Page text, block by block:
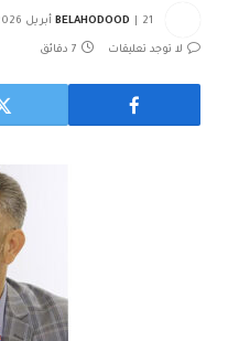
BELAHODOOD 21 أبريل 2026
لا توجد تعليقات 7 دقائق